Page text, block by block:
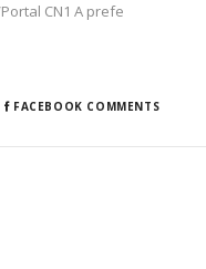
CN1 A prefe
FACEBOOK COMMENTS